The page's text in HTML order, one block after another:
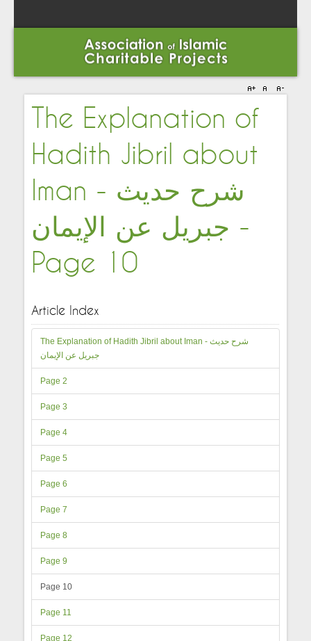
The Explanation of
Hadith Jibril about
Iman - شرح حديث
جبريل عن الإيمان -
Page 10
Article Index
The Explanation of Hadith Jibril about Iman - شرح حديث
جبريل عن الإيمان
Page 2
Page 3
Page 4
Page 5
Page 6
Page 7
Page 8
Page 9
Page 10
Page 11
Page 12